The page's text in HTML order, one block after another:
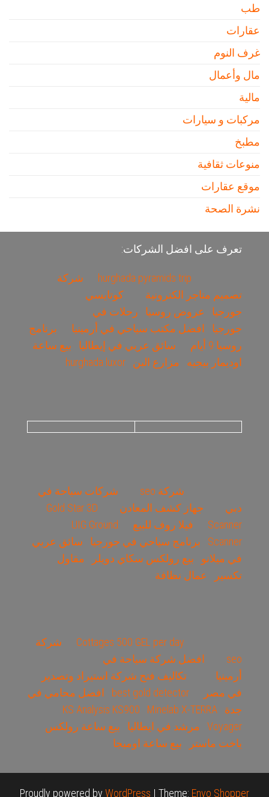
طب
عقارات
غرف النوم
مال وأعمال
مالية
مركبات و سيارات
مطبخ
منوعات ثقافية
موقع عقارات
نشرة الصحة
تعرف على افضل الشركات:
hurghada pyramids trip
شركة
تصميم متاجر الكترونية
كوتايسي
جورجيا
عروض روسيا
رحلات في
جورجيا
افضل مكتب سياحي في أرمينيا
برنامج
روسيا 9 أيام
سائق عربي في إيطاليا
بيع ساعة
اوديمار بيجيه
مزارع البن hurghada luxor
شركة seo
شركات سياحة في
دبي
جهاز كشف المعادن
Gold Star 3D
Scanner
فيلا روف للبيع
UIG Ground
Scanner
برنامج سياحي في جورجيا
سائق عربي
في ميلانو
بيع رولكس سكاي دويلر
مقاول
تكسير
عمال نظافة
Cottages 500 GEL per day
شركة
seo
افضل شركة سياحة في
أرمينيا
تكاليف فتح شركة استيراد وتصدير
في مصر
best gold detector
افضل محامي في
جدة
KS Analysis KS900
Minelab X-TERRA
Voyager
مرشد في ايطاليا
بيع ساعة رولكس
ياخت ماستر
بيع ساعة اوميجا
Proudly powered by WordPress | Theme: Envo Shopper